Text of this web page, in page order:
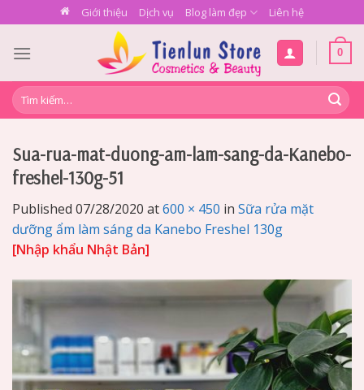
to
content
Giới thiệu Dịch vụ Blog làm đẹp Liên hệ
0
Tìm
kiếm:
Sua-rua-mat-duong-am-lam-sang-da-Kanebo-
freshel-130g-51
Published 07/28/2020 at600 × 450 in Sữa rửa mặt
dưỡng ẩm làm sáng da Kanebo Freshel 130g
[Nhập khẩu Nhật Bản]